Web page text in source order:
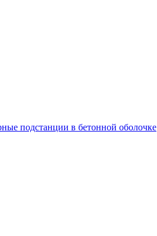
подстанции в бетонной оболочке